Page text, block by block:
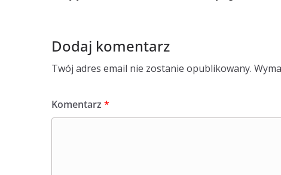
Dodaj komentarz
Twój adres email nie zostanie opublikowany.
Komentarz *